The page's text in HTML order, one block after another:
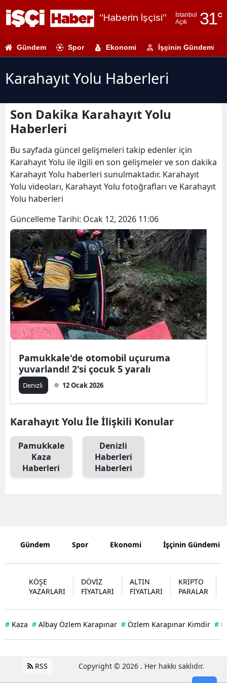
"Haberin İşçisi"
İstanbul
Açık
31°
Adıyaman
Antalya
Artvin
Bilecik
Bingöl
Bitlis
Bolu
Burdur
Bursa
Çorum
Giresun
Isparta
Gündem Spor Ekonomi İşçinin Gündemi
Karahayıt Yolu Haberleri
Son Dakika Karahayıt Yolu
Haberleri
Bu sayfada güncel gelişmeleri takip edenler için
Karahayıt Yolu ile ilgili en son gelişmeler ve son dakika
Karahayıt Yolu haberleri sunulmaktadır. Karahayıt
Yolu videoları, Karahayıt Yolu fotoğrafları ve Karahayıt
Yolu haberleri
Güncelleme Tarihi: Ocak 12, 2026 11:06
Pamukkale'de otomobil uçuruma
yuvarlandı! 2'si çocuk 5 yaralı
Denizli 12 Ocak 2026
Karahayıt Yolu İle İlişkili Konular
Pamukkale
Kaza
Haberleri
Denizli
Haberleri
Haberleri
Gündem Spor Ekonomi İşçinin Gündemi
KÖŞE
YAZARLARI
DÖVİZ
FİYATLARI
ALTIN
FİYATLARI
KRİPTO
PARALAR
# Kaza # Albay Özlem Karapınar # Özlem Karapınar Kimdir #
RSS Copyright © 2026 . Her hakkı saklıdır.